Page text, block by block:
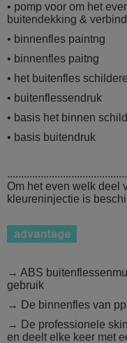
• pomp voor om het
buitendekking &
• binnenfles paintng
• binnenfles paitng
• het buitenfles
• buitenflessendruk
• basis het binnen
• basis buitendruk
Om het even welk deel
kleureninjectie is
→ ABS
gebruik
→ De binnenfles van
→ De professionele
en deelt elke keer met